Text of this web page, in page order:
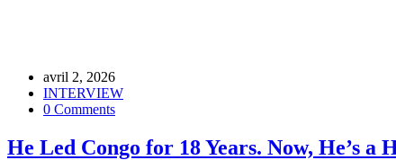
avril 2, 2026
INTERVIEW
0 Comments
He Led Congo for 18 Years. Now, He’s a